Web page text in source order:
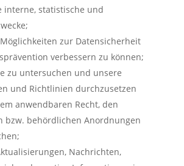
interne, statistische und
zur Datensicherheit
verbessern zu können;
zu untersuchen und unsere
und Richtlinien durchzusetzen
anwendbaren Recht, den
bzw. behördlichen Anordnungen
Nachrichten,